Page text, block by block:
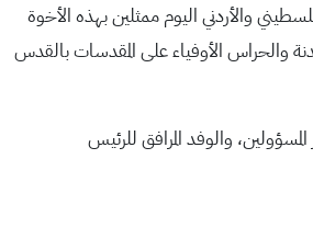
والأردني اليوم ممثلين بهذه الأخوة
والحراس الأوفياء على المقدسات بالقدس
والوفد المرافق للرئيس